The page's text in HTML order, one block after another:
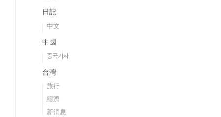
日記
中文
中國
중국기사
台灣
旅行
經濟
新消息